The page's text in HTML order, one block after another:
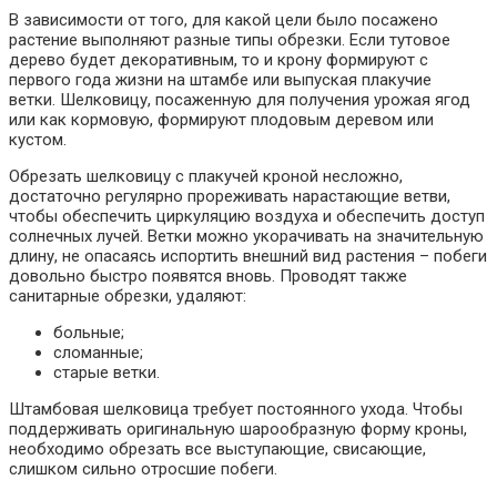
В зависимости от того, для какой цели было посажено
растение выполняют разные типы обрезки. Если тутовое
дерево будет декоративным, то и крону формируют с
первого года жизни на штамбе или выпуская плакучие
ветки. Шелковицу, посаженную для получения урожая ягод
или как кормовую, формируют плодовым деревом или
кустом.
Обрезать шелковицу с плакучей кроной несложно,
достаточно регулярно прореживать нарастающие ветви,
чтобы обеспечить циркуляцию воздуха и обеспечить доступ
солнечных лучей. Ветки можно укорачивать на значительную
длину, не опасаясь испортить внешний вид растения – побеги
довольно быстро появятся вновь. Проводят также
санитарные обрезки, удаляют:
больные;
сломанные;
старые ветки.
Штамбовая шелковица требует постоянного ухода. Чтобы
поддерживать оригинальную шарообразную форму кроны,
необходимо обрезать все выступающие, свисающие,
слишком сильно отросшие побеги.